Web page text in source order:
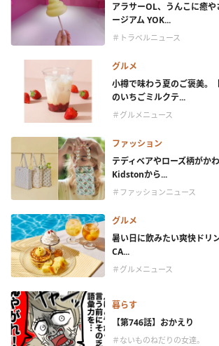
アラサーOL、うんこに癒
ージアム YOK...
＃トラベルニュース
グルメ
小樽で味わう夏のご褒美。
のいちごミルクテ...
＃グルメニュース
ファッション
テディベアやローズ柄が
Kidstonから...
＃ファッションニュース
グルメ
暑い日に飲みたい爽快ドリ
CA...
＃グルメニュース
暮らす
【第746話】おかえり
＃ないものねだりの女達。